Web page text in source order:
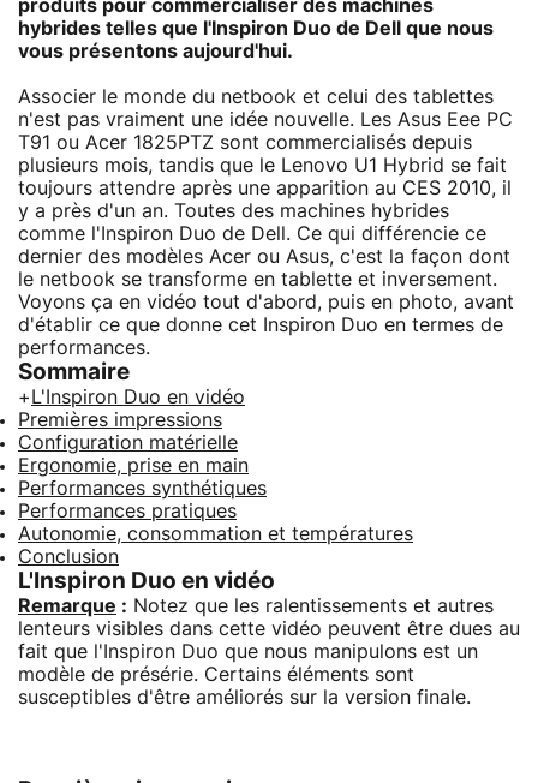
produits pour commercialiser des machines
hybrides telles que l'Inspiron Duo de Dell que nous
vous présentons aujourd'hui.
Associer le monde du netbook et celui des tablettes
n'est pas vraiment une idée nouvelle. Les Asus Eee PC
T91 ou Acer 1825PTZ sont commercialisés depuis
plusieurs mois, tandis que le Lenovo U1 Hybrid se fait
toujours attendre après une apparition au CES 2010, il
y a près d'un an. Toutes des machines hybrides
comme l'Inspiron Duo de Dell. Ce qui différencie ce
dernier des modèles Acer ou Asus, c'est la façon dont
le netbook se transforme en tablette et inversement.
Voyons ça en vidéo tout d'abord, puis en photo, avant
d'établir ce que donne cet Inspiron Duo en termes de
performances.
Sommaire
+ L'Inspiron Duo en vidéo
Premières impressions
Configuration matérielle
Ergonomie, prise en main
Performances synthétiques
Performances pratiques
Autonomie, consommation et températures
Conclusion
L'Inspiron Duo en vidéo
Remarque : Notez que les ralentissements et autres
lenteurs visibles dans cette vidéo peuvent être dues au
fait que l'Inspiron Duo que nous manipulons est un
modèle de présérie. Certains éléments sont
susceptibles d'être améliorés sur la version finale.